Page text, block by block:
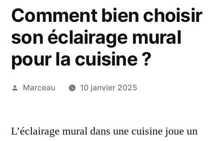
Comment bien choisir
son éclairage mural
pour la cuisine ?
Publié
Marceau 10 janvier 2025
L’éclairage mural dans une cuisine joue un